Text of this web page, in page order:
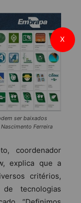
ser baixados
Ferreira
coordenador
explica que a
critérios,
tecnologias
X